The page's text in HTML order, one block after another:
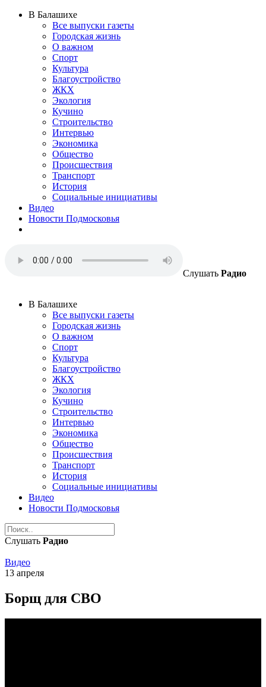
В Балашихе
Все выпуски газеты
Городская жизнь
О важном
Спорт
Культура
Благоустройство
ЖКХ
Экология
Кучино
Строительство
Интервью
Экономика
Общество
Происшествия
Транспорт
История
Социальные инициативы
Видео
Новости Подмосковья
Слушать Радио
В Балашихе
Все выпуски газеты
Городская жизнь
О важном
Спорт
Культура
Благоустройство
ЖКХ
Экология
Кучино
Строительство
Интервью
Экономика
Общество
Происшествия
Транспорт
История
Социальные инициативы
Видео
Новости Подмосковья
Слушать Радио
Видео
13 апреля
Борщ для СВО